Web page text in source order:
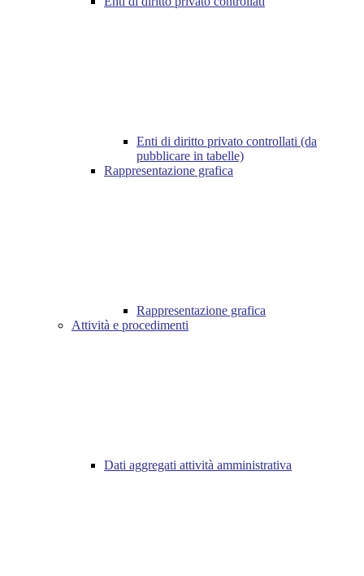
Enti di diritto privato controllati (da
pubblicare in tabelle)
Rappresentazione grafica
Rappresentazione grafica
Attività e procedimenti
Dati aggregati attività amministrativa